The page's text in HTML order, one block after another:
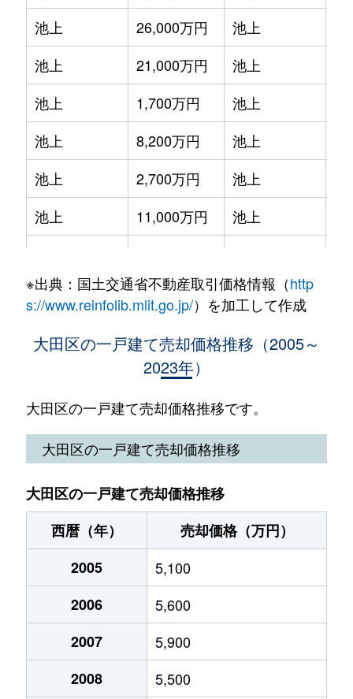
池上
26,000万円 池上
池上
21,000万円 池上
池上
1,700万円 池上
池上
8,200万円 池上
池上
2,700万円 池上
池上
11,000万円 池上
池上
6,100万円 池上
59,000万円
池上
2,200万円 池上
池上
8,900万円 武蔵新田
石川町
2,000万円 大岡山
石川町
24,000万円 不動前
石川町
石川町
9,300万円
※出典：国土交通省不動産取引価格情報（http
s://www.reinfolib.mlit.go.jp/）を加工して作成
大田区の一戸建て売却価格推移（2005～
2023年）
大田区の一戸建て売却価格推移です。
大田区の一戸建て売却価格推移
大田区の一戸建て売却価格推移
西暦（年）
売却価格（万円）
2005
5,100
2006
5,600
2007
5,900
2008
5,500